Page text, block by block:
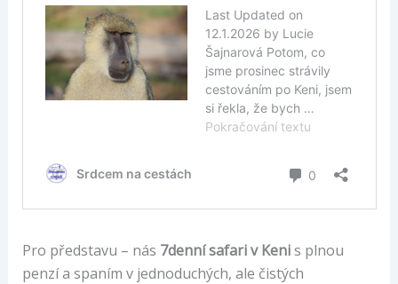
Pro představu – nás 7denní safari v Kenis plnou
penzí a spaním v jednoduchých, ale čistých